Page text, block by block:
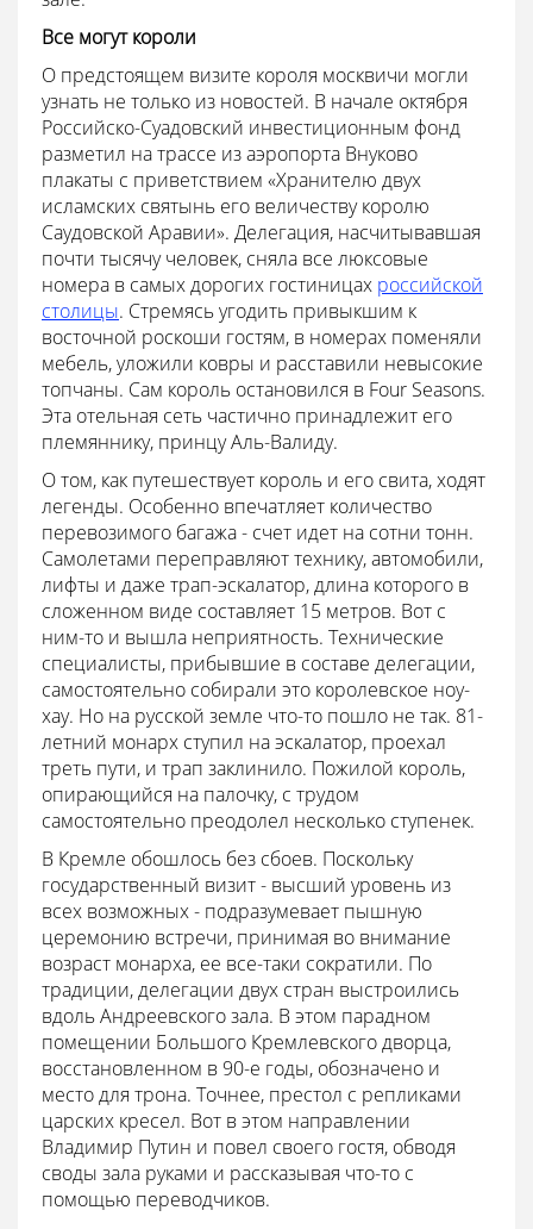
Все могут короли
О предстоящем визите короля москвичи могли
узнать не только из новостей. В начале октября
Российско-Суадовский инвестиционным фонд
разметил на трассе из аэропорта Внуково
плакаты с приветствием «Хранителю двух
исламских святынь его величеству королю
Саудовской Аравии». Делегация, насчитывавшая
почти тысячу человек, сняла все люксовые
номера в самых дорогих гостиницах российской
столицы. Стремясь угодить привыкшим к
восточной роскоши гостям, в номерах поменяли
мебель, уложили ковры и расставили невысокие
топчаны. Сам король остановился в Four Seasons.
Эта отельная сеть частично принадлежит его
племяннику, принцу Аль-Валиду.
О том, как путешествует король и его свита, ходят
легенды. Особенно впечатляет количество
перевозимого багажа - счет идет на сотни тонн.
Самолетами переправляют технику, автомобили,
лифты и даже трап-эскалатор, длина которого в
сложенном виде составляет 15 метров. Вот с
ним-то и вышла неприятность. Технические
специалисты, прибывшие в составе делегации,
самостоятельно собирали это королевское ноу-
хау. Но на русской земле что-то пошло не так. 81-
летний монарх ступил на эскалатор, проехал
треть пути, и трап заклинило. Пожилой король,
опирающийся на палочку, с трудом
самостоятельно преодолел несколько ступенек.
В Кремле обошлось без сбоев. Поскольку
государственный визит - высший уровень из
всех возможных - подразумевает пышную
церемонию встречи, принимая во внимание
возраст монарха, ее все-таки сократили. По
традиции, делегации двух стран выстроились
вдоль Андреевского зала. В этом парадном
помещении Большого Кремлевского дворца,
восстановленном в 90-е годы, обозначено и
место для трона. Точнее, престол с репликами
царских кресел. Вот в этом направлении
Владимир Путин и повел своего гостя, обводя
своды зала руками и рассказывая что-то с
помощью переводчиков.